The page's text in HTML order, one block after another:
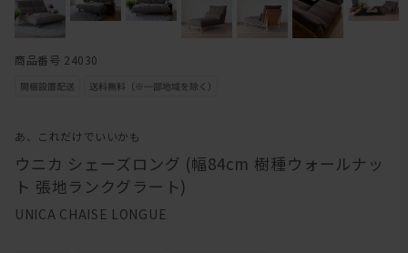
あ、これだけでいいかも
ウニカ シェーズロング (幅84cm 樹種ウォールナッ
ト 張地ランクグラート)
UNICA CHAISE LONGUE
商品番号 24030